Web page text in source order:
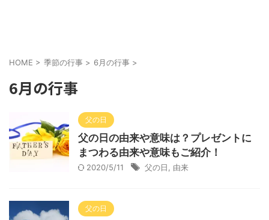
HOME > 季節の行事 > 6月の行事 >
6月の行事
父の日
父の日の由来や意味は？プレゼントに
まつわる由来や意味もご紹介！
2020/5/11 父の日 由来
父の日